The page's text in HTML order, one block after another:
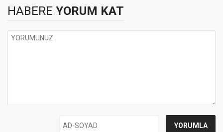
HABERE YORUM KAT